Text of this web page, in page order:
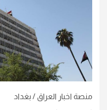
منصة اخبار العراق / بغداد